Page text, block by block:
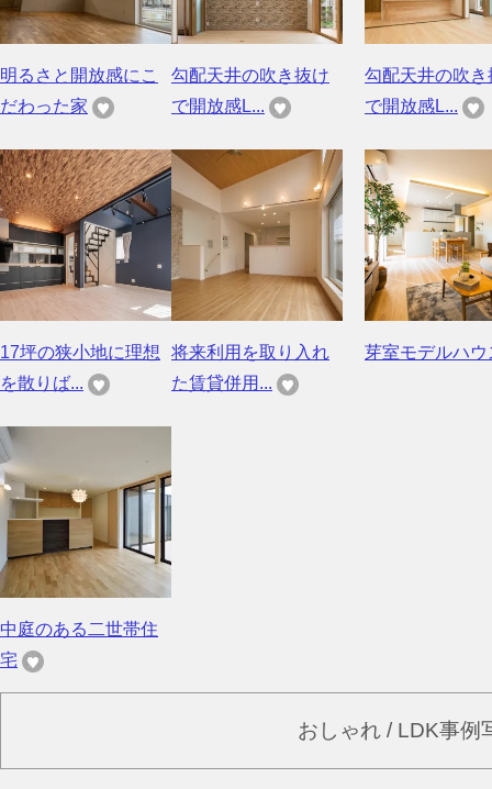
明るさと開放感にこ
だわった家
勾配天井の吹き抜け
で開放感L...
勾配天井の吹き
で開放感L...
17坪の狭小地に理想
を散りば...
将来利用を取り入れ
た賃貸併用...
芽室モデルハウ
中庭のある二世帯住
宅
おしゃれ / LDK事例